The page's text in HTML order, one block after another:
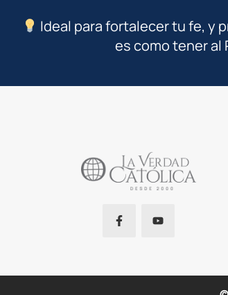
Ideal para fortalecer tu fe, y
es como tener al